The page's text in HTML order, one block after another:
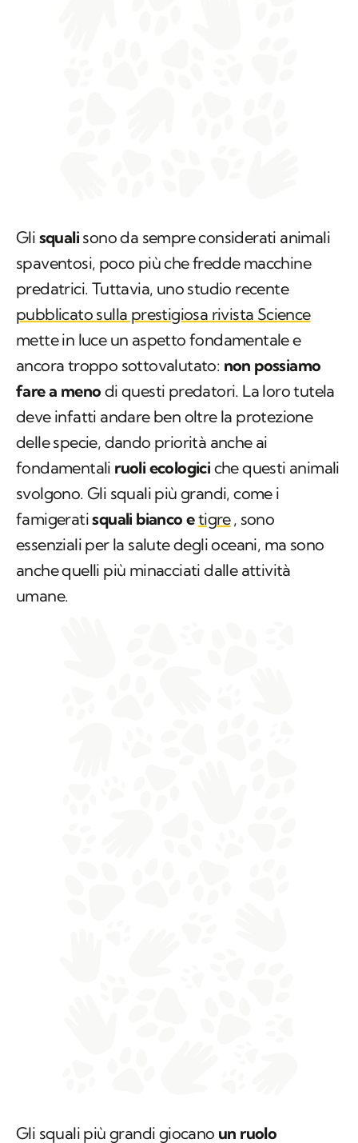
Gli squali sono da sempre considerati animali
spaventosi, poco più che fredde macchine
predatrici. Tuttavia, uno studio recente
pubblicato sulla prestigiosa rivista Science
mette in luce un aspetto fondamentale e
ancora troppo sottovalutato: non possiamo
fare a meno di questi predatori. La loro tutela
deve infatti andare ben oltre la protezione
delle specie, dando priorità anche ai
fondamentali ruoli ecologici che questi animali
svolgono. Gli squali più grandi, come i
famigeratisquali bianco etigre, sono
essenziali per la salute degli oceani, ma sono
anche quelli più minacciati dalle attività
umane.
Gli squali più grandi giocano un ruolo